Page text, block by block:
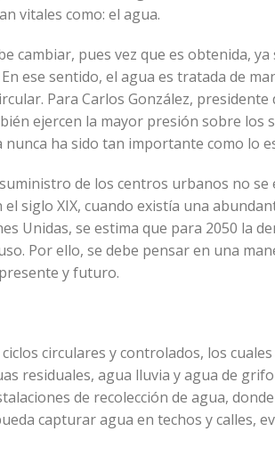
vitales como: el agua.
cambiar, pues vez que es obtenida,
ese sentido, el agua es tratada de
Para Carlos González, presidente
ejercen la mayor presión sobre los
ha sido tan importante como lo
de los centros urbanos no se
siglo XIX, cuando existía una
Unidas, se estima que para 2050 la
Por ello, se debe pensar en una
y futuro.
circulares y controlados, los
residuales, agua lluvia y agua de
de recolección de agua,
capturar agua en techos y calles,